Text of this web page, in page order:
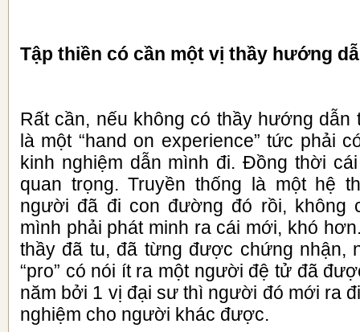
Tập thiền có cần một vị thầy hướng
Rất cần, nếu không có thầy hướng dẫn
là một “hand on experience” tức phải
kinh nghiệm dẫn mình đi. Đồng thời
quan trọng. Truyền thống là một hệ
người đã đi con đường đó rồi, không
mình phải phát minh ra cái mới, khó
thầy đã tu, đã từng được chứng nhận,
“pro” có nói ít ra một người đệ tử đã
năm bởi 1 vị đại sư thì người đó mới ra
nghiệm cho người khác được.